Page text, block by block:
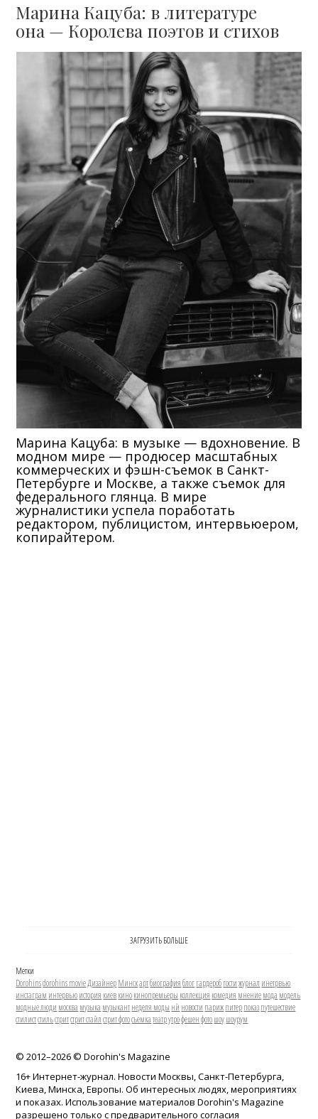
Марина Кацуба: в литературе
она — Королева поэтов и стихов
Марина Кацуба: в музыке — вдохновение. В
модном мире — продюсер масштабных
коммерческих и фэшн-съемок в Санкт-
Петербурге и Москве, а также съемок для
федерального глянца. В мире
журналистики успела поработать
редактором, публицистом, интервьюером,
копирайтером.
ЗАГРУЗИТЬ БОЛЬШЕ
Метки
Dorohinsdorohins movieДизайнерМинскартбиографияблоггардеробгостижурнал инетрвью
инстаграм интервьюистория киевкинокинопремьеры коллекция комедия мнениемода модель
модные люди москва музыка музыкантнеделя моды нй новости парижпитерпоказпутешествие
стилистстильстритстрит стайлстрит фотосъемкатеатрутрофешенфотошоушоурум
© 2012–2026 © Dorohin's Magazine
16+ Интернет-журнал. Новости Москвы, Санкт-Петербурга,
Киева, Минска, Европы. Об интересных людях, мероприятиях
и показах. Использование материалов Dorohin's Magazine
разрешено только с предварительного согласия